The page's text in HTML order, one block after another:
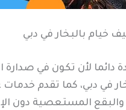
خيام بالبخار في دبي
دائما لأن تكون في
في دبي، كما تقدم
والبقع المستعصية دون